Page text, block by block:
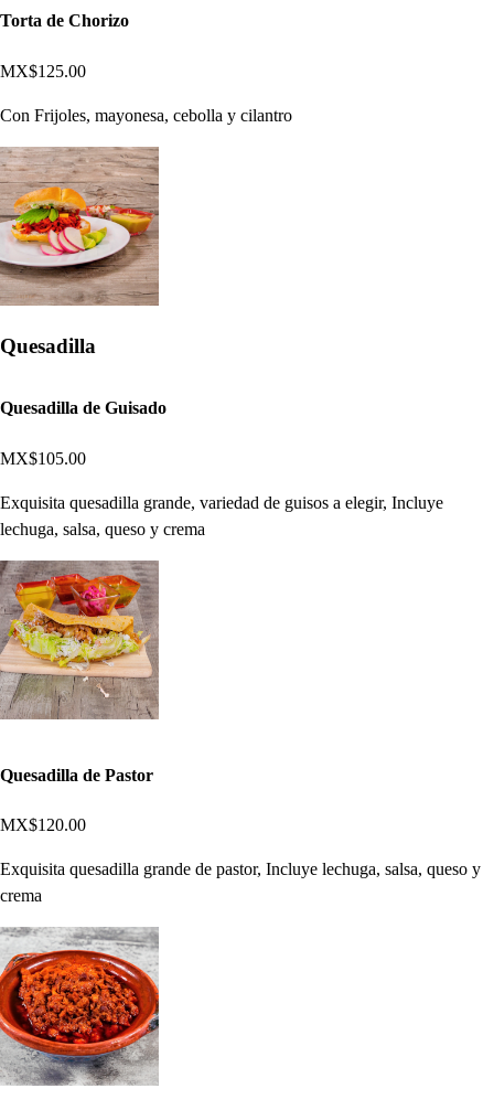
Torta de Chorizo
MX$125.00
Con Frijoles, mayonesa, cebolla y cilantro
Quesadilla
Quesadilla de Guisado
MX$105.00
Exquisita quesadilla grande, variedad de guisos a elegir, Incluye
lechuga, salsa, queso y crema
Quesadilla de Pastor
MX$120.00
Exquisita quesadilla grande de pastor, Incluye lechuga, salsa, queso y
crema